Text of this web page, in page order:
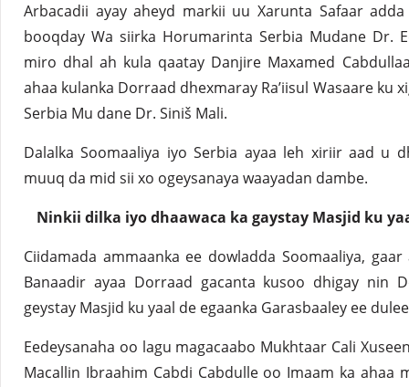
Arbacadii ayay aheyd markii uu Xarunta Safaar
booqday Wa siirka Horumarinta Serbia Mudane Dr.
miro dhal ah kula qaatay Danjire Maxamed
ahaa kulanka Dorraad dhexmaray Ra’iisul Wasaare ku
Serbia Mu dane Dr. Siniš Mali.
Dalalka Soomaaliya iyo Serbia ayaa leh xiriir aad u
muuq da mid sii xo ogeysanaya waayadan dambe.
Ninkii dilka iyo dhaawaca ka gaystay Masjid ku
Ciidamada ammaanka ee dowladda Soomaaliya,
Banaadir ayaa Dorraad gacanta kusoo dhigay nin
geystay Masjid ku yaal de egaanka Garasbaaley ee
Eedeysanaha oo lagu magacaabo Mukhtaar Cali
Macallin Ibraahim Cabdi Cabdulle oo Imaam ka ahaa